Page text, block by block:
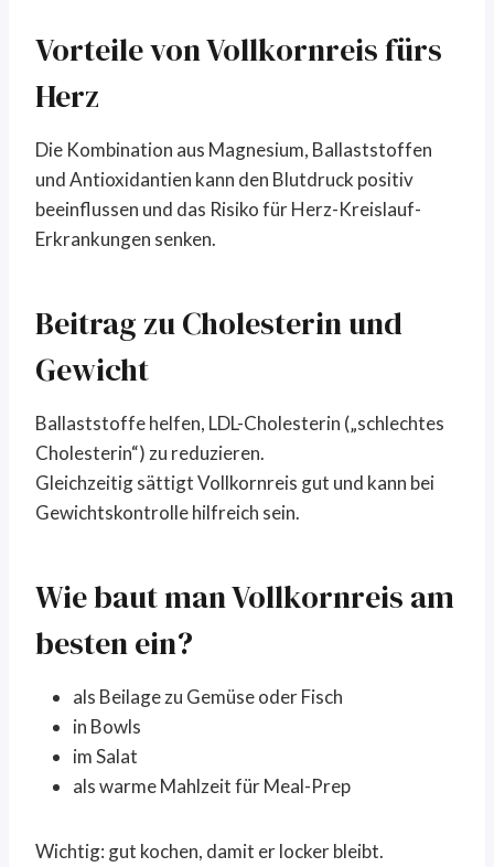
Vorteile von Vollkornreis fürs
Herz
Die Kombination aus Magnesium, Ballaststoffen
und Antioxidantien kann den Blutdruck positiv
beeinflussen und das Risiko für Herz-Kreislauf-
Erkrankungen senken.
Beitrag zu Cholesterin und
Gewicht
Ballaststoffe helfen, LDL-Cholesterin („schlechtes
Cholesterin“) zu reduzieren.
Gleichzeitig sättigt Vollkornreis gut und kann bei
Gewichtskontrolle hilfreich sein.
Wie baut man Vollkornreis am
besten ein?
als Beilage zu Gemüse oder Fisch
in Bowls
im Salat
als warme Mahlzeit für Meal-Prep
Wichtig: gut kochen, damit er locker bleibt.